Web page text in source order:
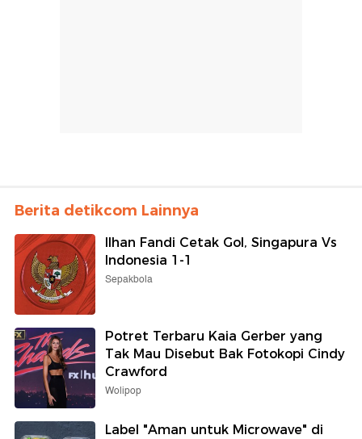
Berita detikcom Lainnya
Ilhan Fandi Cetak Gol, Singapura Vs
Indonesia 1-1
Sepakbola
Potret Terbaru Kaia Gerber yang
Tak Mau Disebut Bak Fotokopi Cindy
Crawford
Wolipop
Label "Aman untuk Microwave" di